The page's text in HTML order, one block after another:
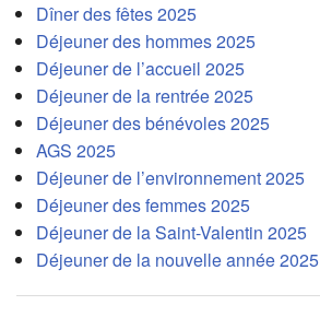
Dîner des fêtes 2025
Déjeuner des hommes 2025
Déjeuner de l’accueil 2025
Déjeuner de la rentrée 2025
Déjeuner des bénévoles 2025
AGS 2025
Déjeuner de l’environnement 2025
Déjeuner des femmes 2025
Déjeuner de la Saint-Valentin 2025
Déjeuner de la nouvelle année 2025